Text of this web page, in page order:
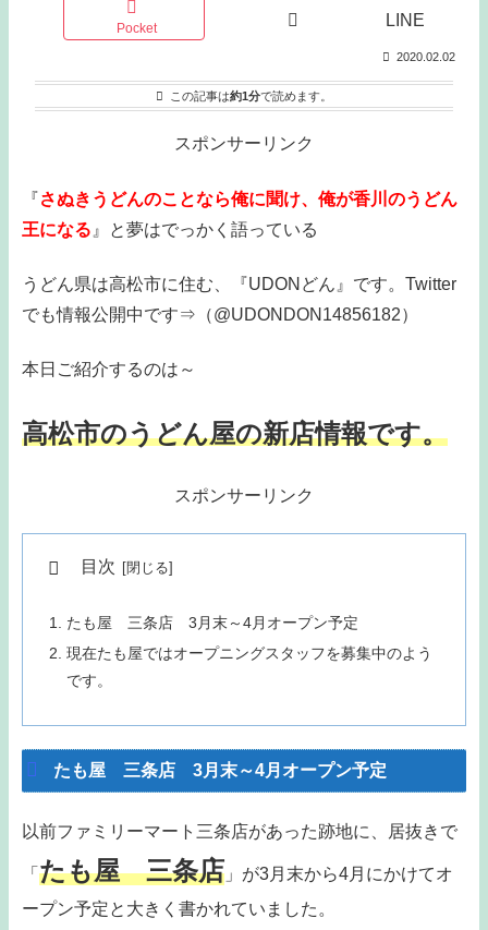
Pocket LINE
2020.02.02
この記事は約1分で読めます。
スポンサーリンク
『さぬきうどんのことなら俺に聞け、俺が香川のうどん
王になる 』と夢はでっかく語っている
うどん県は高松市に住む、『UDONどん』です。Twitter
でも情報公開中です⇒（@UDONDON14856182）
本日ご紹介するのは～
高松市のうどん屋の新店情報です。
スポンサーリンク
目次
たも屋 三条店 3月末～4月オープン予定
現在たも屋ではオープニングスタッフを募集中のよう
です。
たも屋 三条店 3月末～4月オープン予定
以前ファミリーマート三条店があった跡地に、居抜きで
「 たも屋 三条店 」が3月末から4月にかけてオ
ープン予定と大きく書かれていました。